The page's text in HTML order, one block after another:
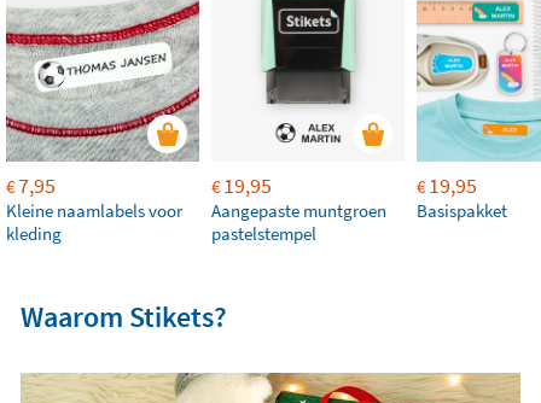
€7,95
Kleine naamlabels voor
kleding
€19,95
Aangepaste muntgroen
pastelstempel
€19,95
Basispakket
Waarom Stikets?